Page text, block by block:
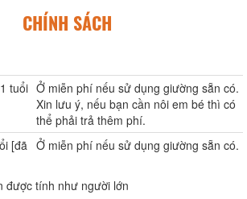
CHÍNH SÁCH
tuổi Ở miễn phí nếu sử dụng giường sẵn có.
Xin lưu ý, nếu bạn cần nôi em bé thì có
thể phải trả thêm phí.
[đã Ở miễn phí nếu sử dụng giường sẵn có.
được tính như người lớn